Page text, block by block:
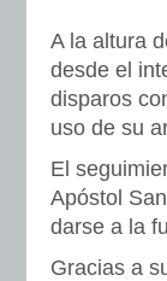
A la altura
desde el
disparos
uso de su
El
Apóstol
darse a la
Gracias a